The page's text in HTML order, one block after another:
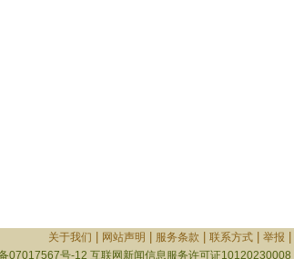
关于我们
网站声明 服务条款 联系方式| 举报
07017567号-12 互联网新闻信息服务许可证10120230008